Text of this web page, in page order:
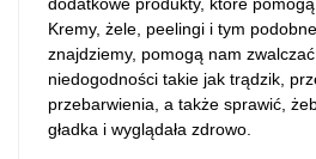
Kremy, żele, peelingi i tym
znajdziemy, pomogą nam
niedogodności takie jak trądzik,
przebarwienia, a także sprawić,
gładka i wyglądała zdrowo.